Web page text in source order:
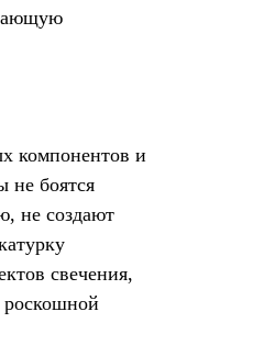
компонентов и
не боятся
не создают
свечения,
роскошной